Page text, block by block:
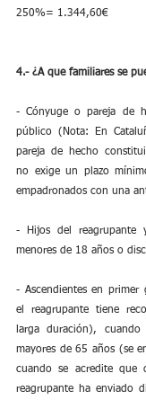
250%= 1.344,60€
4.- ¿A que familiares se
- Cónyuge o pareja de
público (Nota: En
pareja de hecho
no exige un plazo
empadronados con una
- Hijos del reagrupante
menores de 18 años o
- Ascendientes en primer
el reagrupante tiene
larga duración),
mayores de 65 años (se
cuando se acredite que
reagrupante ha enviado